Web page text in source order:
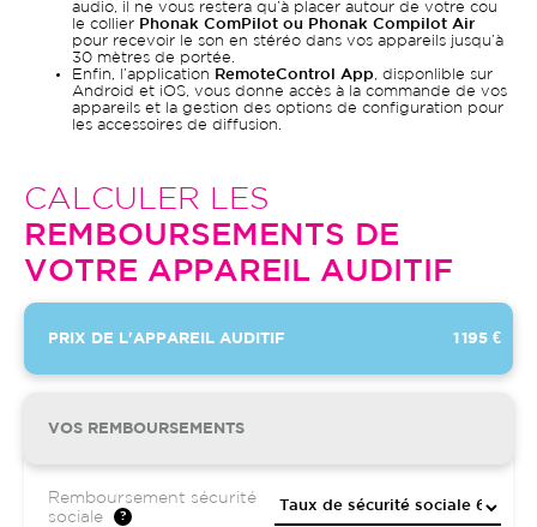
audio, il ne vous restera qu’à placer autour de votre cou
le collier Phonak ComPilot ou Phonak Compilot Air
pour recevoir le son en stéréo dans vos appareils jusqu’à
30 mètres de portée.
Enfin, l’application
RemoteControl App , disponlible sur
Android et iOS, vous donne accès à la commande de vos
appareils et la gestion des options de configuration pour
les accessoires de diffusion.
CALCULER LES
REMBOURSEMENTS DE
VOTRE APPAREIL AUDITIF
PRIX DE L'APPAREIL AUDITIF 1 195 €
VOS REMBOURSEMENTS
Remboursement sécurité
sociale